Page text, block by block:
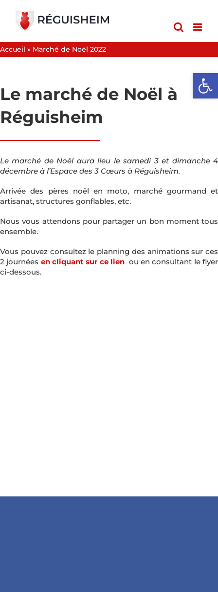
contenu
Accueil » Marché de Noël 2022
Le marché de Noël à
Réguisheim
Le marché de Noël aura lieu le samedi 3 et dimanche 4
décembre à l’Espace des 3 Cœurs à Réguisheim.
Arrivée des pères noël en moto, marché gourmand et
artisanat, structures gonflables, etc.
Nous vous attendons pour partager un bon moment tous
ensemble.
Vous pouvez consultez le planning des animations sur ces
2 journées en cliquant sur ce lien ou en consultant le flyer
ci-dessous.
Ouvrir